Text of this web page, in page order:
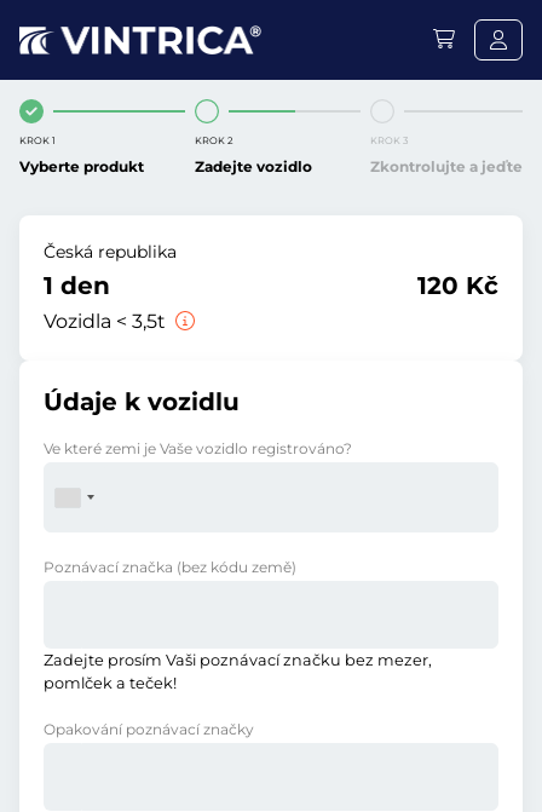
KROK 1
Vyberte produkt
KROK 2
Zadejte vozidlo
KROK 3
Zkontrolujte a jeďte
Česká republika
1 den
Vozidla < 3,5t
120 Kč
Údaje k vozidlu
Ve které zemi je Vaše vozidlo registrováno?
Poznávací značka (bez kódu země)
Zadejte prosím Vaši poznávací značku bez mezer,
pomlček a teček!
Opakování poznávací značky